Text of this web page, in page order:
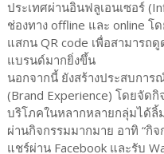
ประเทศผ่านอินฟลูเอนเซอร์
ช่องทาง offline และ online โ
แสกน QR code เพื่อสามารถดู
แบรนด์มากยิ่งขึ้น
นอกจากนี้ ยังสร้างประสบกา
(Brand Experience) โดยจัด
บริโภคในหลากหลายกลุ่มได้
ผ่านกิจกรรมมากมาย อาทิ “กิ
แชร์ผ่าน Facebook และรับ